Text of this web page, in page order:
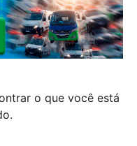
o que você está